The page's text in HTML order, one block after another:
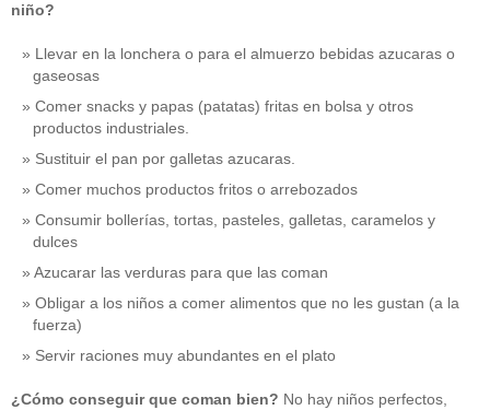
niño?
Llevar en la lonchera o para el almuerzo bebidas azucaras o
gaseosas
Comer snacks y papas (patatas) fritas en bolsa y otros
productos industriales.
Sustituir el pan por galletas azucaras.
Comer muchos productos fritos o arrebozados
Consumir bollerías, tortas, pasteles, galletas, caramelos y
dulces
Azucarar las verduras para que las coman
Obligar a los niños a comer alimentos que no les gustan (a la
fuerza)
Servir raciones muy abundantes en el plato
¿Cómo conseguir que coman bien? No hay niños perfectos,